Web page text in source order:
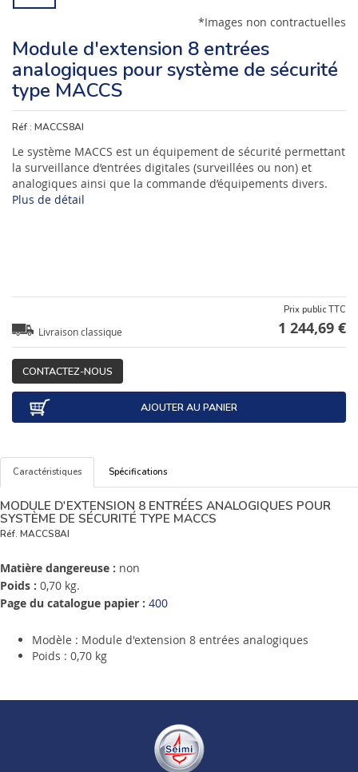
*Images non contractuelles
Module d'extension 8 entrées
analogiques pour système de sécurité
type MACCS
Réf : MACCS8AI
Le système MACCS est un équipement de sécurité permettant
la surveillance d’entrées digitales (surveillées ou non) et
analogiques ainsi que la commande d’équipements divers.
Plus de détail
Livraison classique
Prix public TTC
1 244,69 €
CONTACTEZ-NOUS
AJOUTER AU PANIER
Caractéristiques Spécifications
MODULE D'EXTENSION 8 ENTRÉES ANALOGIQUES POUR
SYSTÈME DE SÉCURITÉ TYPE MACCS
Réf. MACCS8AI
Matière dangereuse : non
Poids : 0,70 kg.
Page du catalogue papier : 400
Modèle : Module d'extension 8 entrées analogiques
Poids : 0,70 kg